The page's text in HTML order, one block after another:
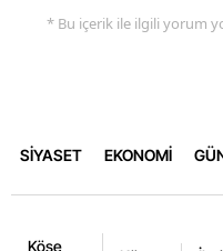
* Bu içerik ile ilgili yorum
SİYASET EKONOMİ
Köşe